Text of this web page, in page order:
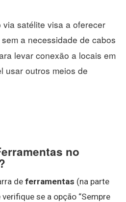
satélite visa a oferecer
sem a necessidade de cabos
levar conexão a locais em
usar outros meios de
no
de ferramentas (na parte
verifique se a opção “Sempre